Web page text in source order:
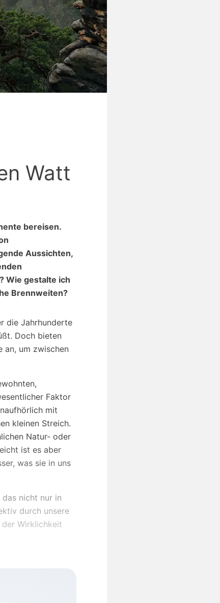
Watt
bereisen.
Aussichten,
Wie gestalte ich
Brennweiten?
die Jahrhunderte
Doch bieten
an, um zwischen
Faktor
mit
kleinen Streich.
Natur- oder
ist es aber
was sie in uns
nicht nur in
durch unsere
Wirklichkeit